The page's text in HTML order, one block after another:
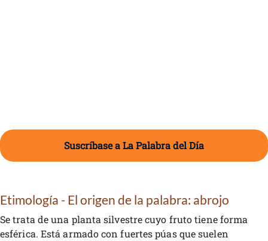
Suscríbase a La Palabra del Día
Etimología - El origen de la palabra: abrojo
Se trata de una planta silvestre cuyo fruto tiene forma
esférica. Está armado con fuertes púas que suelen